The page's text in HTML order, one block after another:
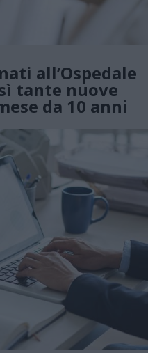
all’Ospedale
tante nuove
da 10 anni